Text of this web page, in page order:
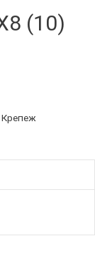
(10)
Крепеж